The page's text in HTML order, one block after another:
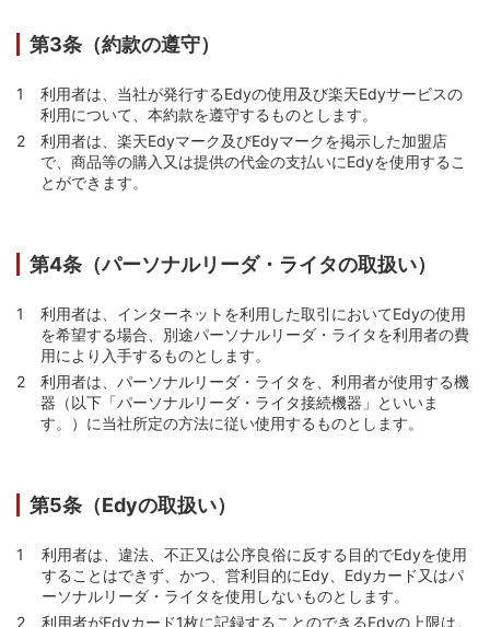
第3条（約款の遵守）
利用者は、当社が発行するEdyの使用及び楽天Edyサービスの
利用について、本約款を遵守するものとします。
利用者は、楽天Edyマーク及びEdyマークを掲示した加盟店
で、商品等の購入又は提供の代金の支払いにEdyを使用するこ
とができます。
第4条（パーソナルリーダ・ライタの取扱い）
利用者は、インターネットを利用した取引においてEdyの使用
を希望する場合、別途パーソナルリーダ・ライタを利用者の費
用により入手するものとします。
利用者は、パーソナルリーダ・ライタを、利用者が使用する機
器（以下「パーソナルリーダ・ライタ接続機器」といいま
す。）に当社所定の方法に従い使用するものとします。
第5条（Edyの取扱い）
利用者は、違法、不正又は公序良俗に反する目的でEdyを使用
することはできず、かつ、営利目的にEdy、Edyカード又はパ
ーソナルリーダ・ライタを使用しないものとします。
利用者がEdyカード1枚に記録することのできるEdyの上限は、